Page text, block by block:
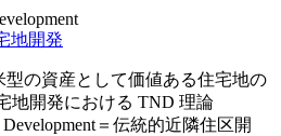
地開発
型の資産として価値ある住宅地の
地開発における TND 理論
Development＝伝統的近隣住区開